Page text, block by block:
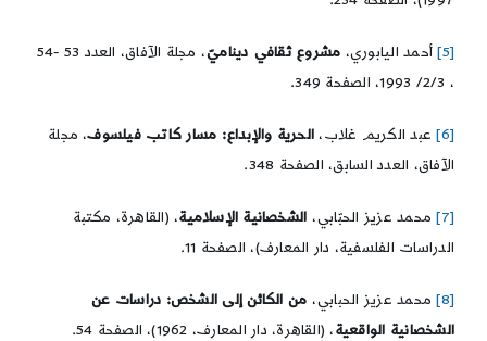
[5] أحمد اليابوري، مشروع ثقافي ديناميّ
، مجلة الآفاق، العدد 53 -54
، 2/3/ 1993، الصفحة 349.
[6] عبد الكريم غلاب، الحرية والإبداع: مسار كاتب فيلسوف، مجلة
الآفاق، العدد السابق، الصفحة 348.
[7] محمد عزيز الحبّابي، الشخصانية الإسلامية، (القاهرة، مكتبة
الدراسات الفلسفية، دار المعارف)، الصفحة 11.
[8] محمد عزيز الحبابي، من الكائن إلى الشخص: دراسات عن
الشخصانية الواقعية، (القاهرة، دار المعارف، 1962)، الصفحة 54.